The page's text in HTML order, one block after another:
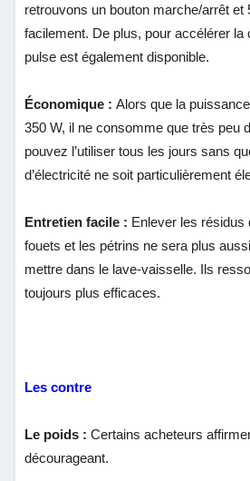
retrouvons un bouton marche/arrêt et
facilement. De plus, pour accélérer la
pulse est également disponible.
Économique :Alors que la
350 W, il ne consomme que très peu
pouvez l’utiliser tous les jours sans
d’électricité ne soit particulièrement
Entretien facile : Enlever les résidus
fouets et les pétrins ne sera plus
mettre dans le lave-vaisselle. Ils
toujours plus efficaces.
Les contre
Le poids : Certains acheteurs
décourageant.